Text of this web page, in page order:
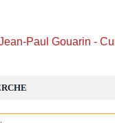
Paul Gouarin -